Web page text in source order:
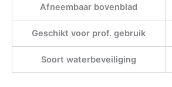
Afneembaar bovenblad
Geschikt voor prof. gebruik
Soort waterbeveiliging